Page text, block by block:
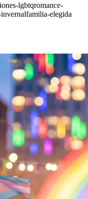
lgbtqromance-
familia-elegida